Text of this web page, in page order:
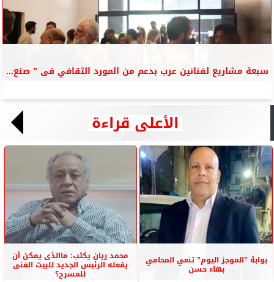
سبعة مشاريع لفنانين عرب بدعم من المورد الثقافي فى ” صنع...
الأعلى قراءة
بوابة ”الموجز اليوم” تنعي المحامي
بهاء حسن
محمد ريان يكتب: ماالذى يمكن أن
يفعله الرئيس الجديد للبيت الفنى
للمسرح؟